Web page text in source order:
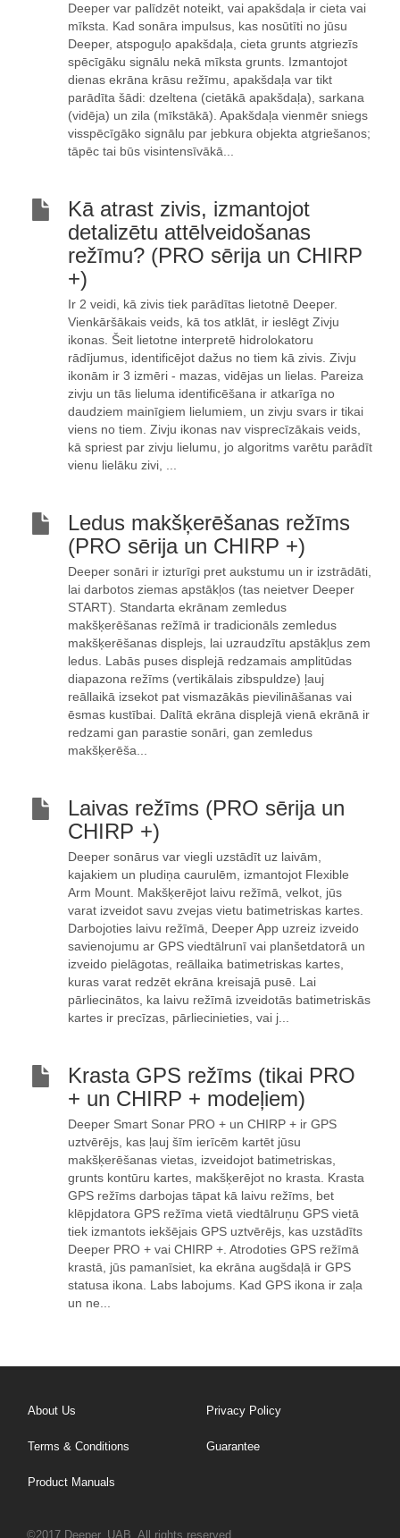
Deeper var palīdzēt noteikt, vai apakšdaļa ir cieta vai
mīksta. Kad sonāra impulsus, kas nosūtīti no jūsu
Deeper, atspoguļo apakšdaļa, cieta grunts atgriezīs
spēcīgāku signālu nekā mīksta grunts. Izmantojot
dienas ekrāna krāsu režīmu, apakšdaļa var tikt
parādīta šādi: dzeltena (cietākā apakšdaļa), sarkana
(vidēja) un zila (mīkstākā). Apakšdaļa vienmēr sniegs
visspēcīgāko signālu par jebkura objekta atgriešanos;
tāpēc tai būs visintensīvākā...
Kā atrast zivis, izmantojot
detalizētu attēlveidošanas
režīmu? (PRO sērija un CHIRP
+)
Ir 2 veidi, kā zivis tiek parādītas lietotnē Deeper.
Vienkāršākais veids, kā tos atklāt, ir ieslēgt Zivju
ikonas. Šeit lietotne interpretē hidrolokatoru
rādījumus, identificējot dažus no tiem kā zivis. Zivju
ikonām ir 3 izmēri - mazas, vidējas un lielas. Pareiza
zivju un tās lieluma identificēšana ir atkarīga no
daudziem mainīgiem lielumiem, un zivju svars ir tikai
viens no tiem. Zivju ikonas nav visprecīzākais veids,
kā spriest par zivju lielumu, jo algoritms varētu parādīt
vienu lielāku zivi, ...
Ledus makšķerēšanas režīms
(PRO sērija un CHIRP +)
Deeper sonāri ir izturīgi pret aukstumu un ir izstrādāti,
lai darbotos ziemas apstākļos (tas neietver Deeper
START). Standarta ekrānam zemledus
makšķerēšanas režīmā ir tradicionāls zemledus
makšķerēšanas displejs, lai uzraudzītu apstākļus zem
ledus. Labās puses displejā redzamais amplitūdas
diapazona režīms (vertikālais zibspuldze) ļauj
reāllaikā izsekot pat vismazākās pievilināšanas vai
ēsmas kustībai. Dalītā ekrāna displejā vienā ekrānā ir
redzami gan parastie sonāri, gan zemledus
makšķerēša...
Laivas režīms (PRO sērija un
CHIRP +)
Deeper sonārus var viegli uzstādīt uz laivām,
kajakiem un pludiņa caurulēm, izmantojot Flexible
Arm Mount. Makšķerējot laivu režīmā, velkot, jūs
varat izveidot savu zvejas vietu batimetriskas kartes.
Darbojoties laivu režīmā, Deeper App uzreiz izveido
savienojumu ar GPS viedtālrunī vai planšetdatorā un
izveido pielāgotas, reāllaika batimetriskas kartes,
kuras varat redzēt ekrāna kreisajā pusē. Lai
pārliecinātos, ka laivu režīmā izveidotās batimetriskās
kartes ir precīzas, pārliecinieties, vai j...
Krasta GPS režīms (tikai PRO
+ un CHIRP + modeļiem)
Deeper Smart Sonar PRO + un CHIRP + ir GPS
uztvērējs, kas ļauj šīm ierīcēm kartēt jūsu
makšķerēšanas vietas, izveidojot batimetriskas,
grunts kontūru kartes, makšķerējot no krasta. Krasta
GPS režīms darbojas tāpat kā laivu režīms, bet
klēpjdatora GPS režīma vietā viedtālruņu GPS vietā
tiek izmantots iekšējais GPS uztvērējs, kas uzstādīts
Deeper PRO + vai CHIRP +. Atrodoties GPS režīmā
krastā, jūs pamanīsiet, ka ekrāna augšdaļā ir GPS
statusa ikona. Labs labojums. Kad GPS ikona ir zaļa
un ne...
About Us Privacy Policy
Terms & Conditions Guarantee
Product Manuals
©2017 Deeper, UAB. All rights reserved.